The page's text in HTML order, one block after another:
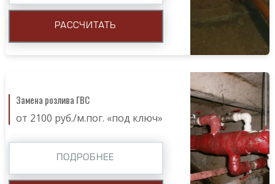
РАССЧИТАТЬ
Замена розлива ГВС
от 2100 руб./м.пог. «под ключ»
ПОДРОБНЕЕ